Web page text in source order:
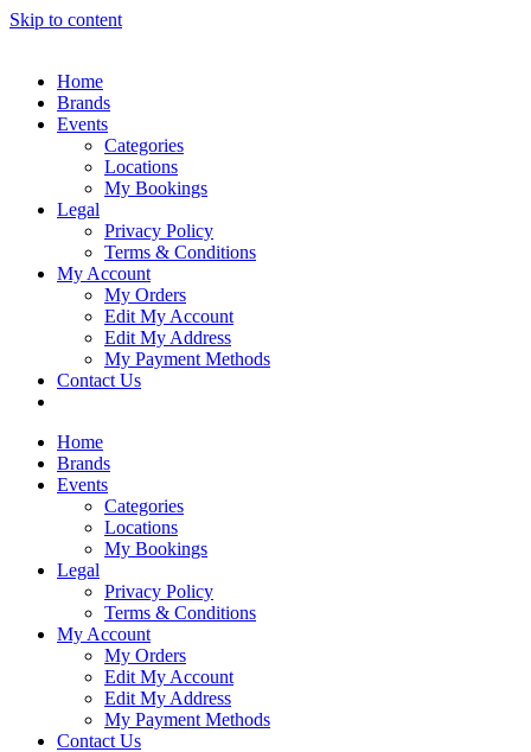
Skip to content
Home
Brands
Events
Categories
Locations
My Bookings
Legal
Privacy Policy
Terms & Conditions
My Account
My Orders
Edit My Account
Edit My Address
My Payment Methods
Contact Us
Home
Brands
Events
Categories
Locations
My Bookings
Legal
Privacy Policy
Terms & Conditions
My Account
My Orders
Edit My Account
Edit My Address
My Payment Methods
Contact Us